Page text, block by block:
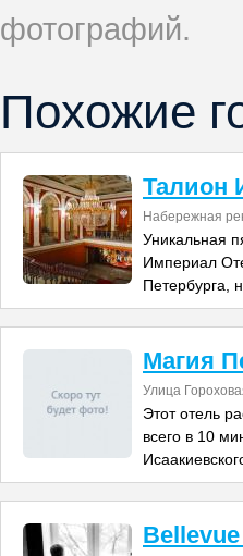
фотографий.
Похожие
Талион
Набережная
Уникальная
Империал
Петербурга,
Магия
Улица
Этот отель
всего в 10